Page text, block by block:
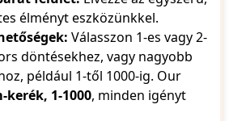
élményt eszközünkkel.
Válasszon 1-es vagy 2-
döntésekhez, vagy nagyobb
például 1-től 1000-ig. Our
1-1000, minden igényt